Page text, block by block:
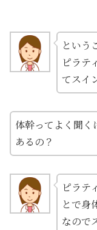
という
ピラテ
てスイ
体幹ってよく聞く
あるの？
ピラテ
とで身
なので